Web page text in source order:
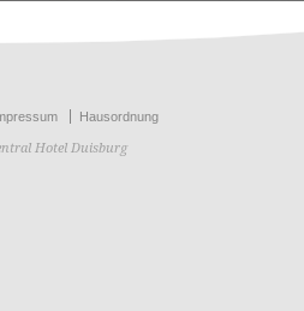
Hausordnung
Hotel Duisburg